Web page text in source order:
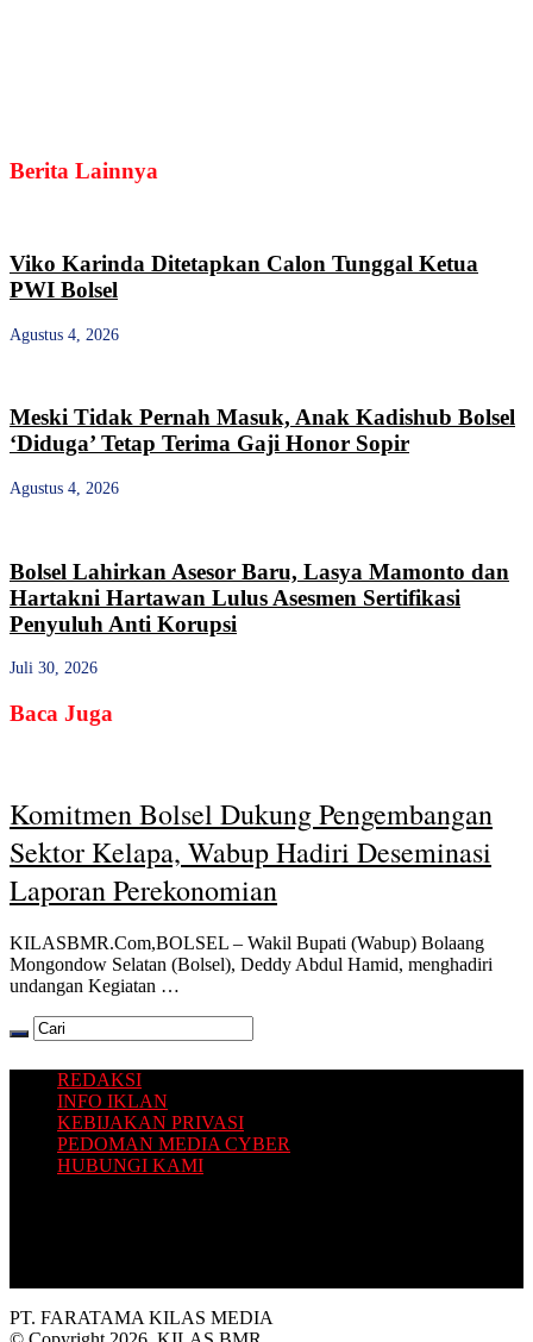
Berita Lainnya
Viko Karinda Ditetapkan Calon Tunggal Ketua
PWI Bolsel
Agustus 4, 2026
Meski Tidak Pernah Masuk, Anak Kadishub Bolsel
‘Diduga’ Tetap Terima Gaji Honor Sopir
Agustus 4, 2026
Bolsel Lahirkan Asesor Baru, Lasya Mamonto dan
Hartakni Hartawan Lulus Asesmen Sertifikasi
Penyuluh Anti Korupsi
Juli 30, 2026
Baca Juga
Komitmen Bolsel Dukung Pengembangan
Sektor Kelapa, Wabup Hadiri Deseminasi
Laporan Perekonomian
KILASBMR.Com,BOLSEL – Wakil Bupati (Wabup) Bolaang
Mongondow Selatan (Bolsel), Deddy Abdul Hamid, menghadiri
undangan Kegiatan …
REDAKSI
INFO IKLAN
KEBIJAKAN PRIVASI
PEDOMAN MEDIA CYBER
HUBUNGI KAMI
PT. FARATAMA KILAS MEDIA